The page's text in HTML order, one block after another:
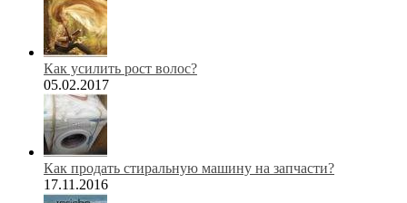
Как усилить рост волос?
05.02.2017
Как продать стиральную машину на запчасти?
17.11.2016